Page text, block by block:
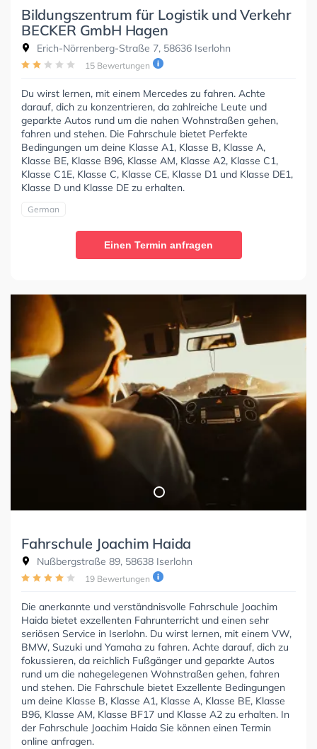
Bildungszentrum für Logistik und Verkehr
BECKER GmbH Hagen
Erich-Nörrenberg-Straße 7, 58636 Iserlohn
15 Bewertungen
Du wirst lernen, mit einem Mercedes zu fahren. Achte
darauf, dich zu konzentrieren, da zahlreiche Leute und
geparkte Autos rund um die nahen Wohnstraßen gehen,
fahren und stehen. Die Fahrschule bietet Perfekte
Bedingungen um deine Klasse A1, Klasse B, Klasse A,
Klasse BE, Klasse B96, Klasse AM, Klasse A2, Klasse C1,
Klasse C1E, Klasse C, Klasse CE, Klasse D1 und Klasse DE1,
Klasse D und Klasse DE zu erhalten.
German
Einen Termin anfragen
Fahrschule Joachim Haida
Nußbergstraße 89, 58638 Iserlohn
19 Bewertungen
Die anerkannte und verständnisvolle Fahrschule Joachim
Haida bietet exzellenten Fahrunterricht und einen sehr
seriösen Service in Iserlohn. Du wirst lernen, mit einem VW,
BMW, Suzuki und Yamaha zu fahren. Achte darauf, dich zu
fokussieren, da reichlich Fußgänger und geparkte Autos
rund um die nahegelegenen Wohnstraßen gehen, fahren
und stehen. Die Fahrschule bietet Exzellente Bedingungen
um deine Klasse B, Klasse A1, Klasse A, Klasse BE, Klasse
B96, Klasse AM, Klasse BF17 und Klasse A2 zu erhalten. In
der Fahrschule Joachim Haida Sie können einen Termin
online anfragen.